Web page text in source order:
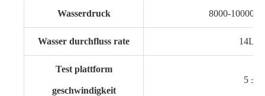
Wasserdruck 8000-10000
Wasser durchfluss rate 14L-
Test plattform
geschwindigkeit
5 ± 1